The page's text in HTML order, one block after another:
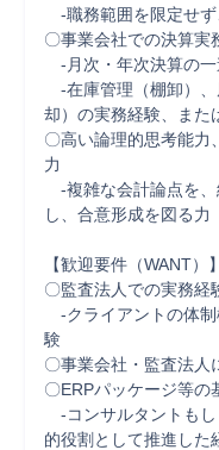
-職務範囲を限定せず
〇事業会社での決算
-月次・年次決算の一
-在庫管理（棚卸）、
却）の実務経験、また
〇高い論理的思考能力
力
-複雑な会計論点を、
し、合意形成を図る力
【歓迎要件（WANT）】
〇監査法人での実務経
-クライアントの体制
験
〇事業会社・監査法人
〇ERPパッケージ等の
-コンサルタントもし
的役割として推進した